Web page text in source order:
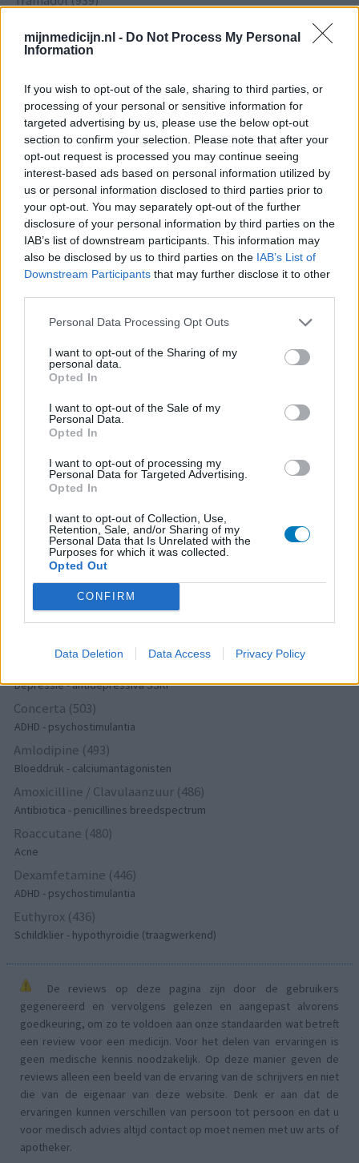
mijnmedicijn.nl - Do Not Process My Personal
Information
If you wish to opt-out of the sale, sharing to third parties, or
processing of your personal or sensitive information for
targeted advertising by us, please use the below opt-out
section to confirm your selection. Please note that after your
opt-out request is processed you may continue seeing
interest-based ads based on personal information utilized by
us or personal information disclosed to third parties prior to
your opt-out. You may separately opt-out of the further
disclosure of your personal information by third parties on the
IAB’s list of downstream participants. This information may
also be disclosed by us to third parties on the IAB’s List of
Downstream Participants that may further disclose it to other
Personal Data Processing Opt Outs
I want to opt-out of the Sharing of my
personal data.
Opted In
I want to opt-out of the Sale of my
Personal Data.
Opted In
I want to opt-out of processing my
Personal Data for Targeted Advertising.
Opted In
I want to opt-out of Collection, Use,
Retention, Sale, and/or Sharing of my
Personal Data that Is Unrelated with the
Purposes for which it was collected.
Opted Out
CONFIRM
Data Deletion Data Access Privacy Policy
Thyrax Duotab (882)
Omeprazol (848)
Maagzuur - protonpompremmers
Metoprolol (817)
Bloeddruk - betablokkers
Lyrica (795)
Epilepsie
Furabid (735)
Antibiotica - urineweginfectie
Mirtazapine (731)
Depressie - antidepressiva overig
Depressie - antidepressiva overig
Ethinylestradiol / Levonorgestrel (656)
Seroquel (647)
Psychose / schizofrenie - antipsychotica
Escitalopram (647)
Depressie - antidepressiva SSRI
Amoxicilline (646)
Antibiotica - penicillines breedspectrum
Wellbutrin XR (646)
Verslavingsziekten
Metformine (620)
Diabetes (suikerziekte) - orale middelen
Implanon (hormoonimplantaat) (584)
Depressie - antidepressiva SSRI
Concerta (503)
ADHD - psychostimulantia
Amlodipine (493)
Bloeddruk - calciumantagonisten
Amoxicilline / Clavulaanzuur (486)
Antibiotica - penicillines breedspectrum
Roaccutane (480)
Acne
Dexamfetamine (446)
ADHD - psychostimulantia
Euthyrox (436)
Schildklier - hypothyroidie (traagwerkend)
De reviews op deze pagina zijn door de gebruikers
gegenereerd en vervolgens gelezen en aangepast alvorens
goedkeuring, om zo te voldoen aan onze standaarden wat betreft
een review voor een medicijn. Voor het delen van ervaringen is
geen medische kennis noodzakelijk. Op deze manier geven de
reviews alleen een beeld van de ervaring van de schrijvers en niet
die van de eigenaar van deze website. Denk er aan dat de
ervaringen kunnen verschillen van persoon tot persoon en dat u
voor medisch advies altijd contact op moet nemen met uw arts of
apotheker.